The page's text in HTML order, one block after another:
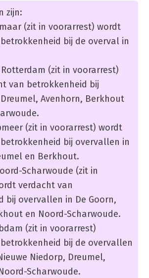
zijn:
(zit in voorarrest) wordt
bij de overval in
(zit in voorarrest)
van betrokkenheid bij
Avenhorn, Berkhout
(zit in voorarrest) wordt
bij overvallen in
en Berkhout.
Scharwoude (zit in
verdacht van
bij overvallen in De Goorn,
en Noord-Scharwoude.
(zit in voorarrest)
bij de overvallen
Niedorp, Dreumel,
Scharwoude.